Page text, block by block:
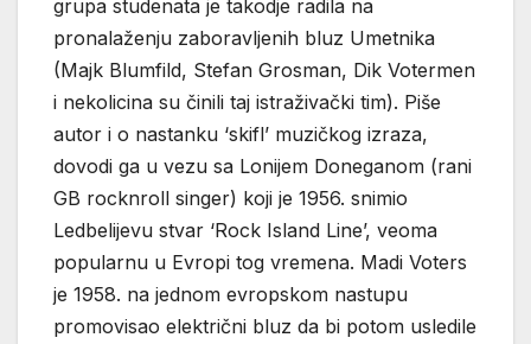
grupa studenata je takodje radila na
pronalaženju zaboravljenih bluz Umetnika
(Majk Blumfild, Stefan Grosman, Dik Votermen
i nekolicina su činili taj istraživački tim). Piše
autor i o nastanku ‘skifl’ muzičkog izraza,
dovodi ga u vezu sa Lonijem Doneganom (rani
GB rocknroll singer) koji je 1956. snimio
Ledbelijevu stvar ‘Rock Island Line’, veoma
popularnu u Evropi tog vremena. Madi Voters
je 1958. na jednom evropskom nastupu
promovisao električni bluz da bi potom usledile